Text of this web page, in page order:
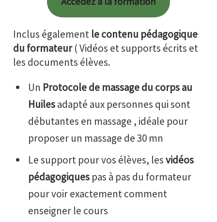
Inclus également le contenu pédagogique
du formateur( Vidéos et supports écrits et
les documents élèves.
Un Protocole de massagedu corps au
Huilesadapté aux personnes qui sont
débutantes en massage , idéale pour
proposer un massage de 30 mn
Le support pour vos élèves, lesvidéos
pédagogiques pas à pas du formateur
pour voir exactement comment
enseigner le cours